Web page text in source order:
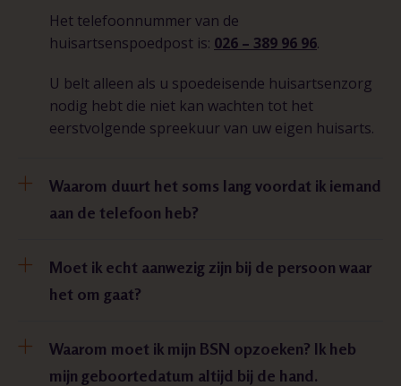
Het telefoonnummer van de
huisartsenspoedpost is: 026 – 389 96 96.
U belt alleen als u spoedeisende huisartsenzorg
nodig hebt die niet kan wachten tot het
eerstvolgende spreekuur van uw eigen huisarts.
Waarom duurt het soms lang voordat ik iemand
aan de telefoon heb?
Moet ik echt aanwezig zijn bij de persoon waar
het om gaat?
Waarom moet ik mijn BSN opzoeken? Ik heb
mijn geboortedatum altijd bij de hand.